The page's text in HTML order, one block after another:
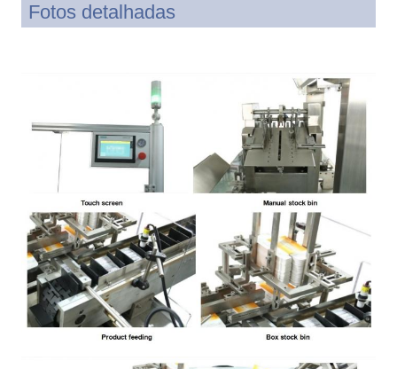
Fotos detalhadas